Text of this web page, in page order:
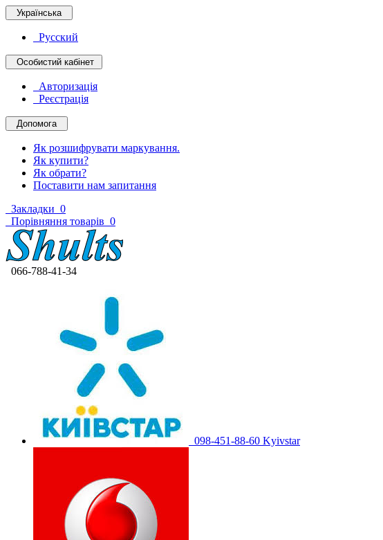
Українська
Русский
Особистий кабінет
Авторизація
Реєстрація
Допомога
Як розшифрувати маркування.
Як купити?
Як обрати?
Поставити нам запитання
Закладки 0
Порівняння товарів 0
066-788-41-34
098-451-88-60 Kyivstar